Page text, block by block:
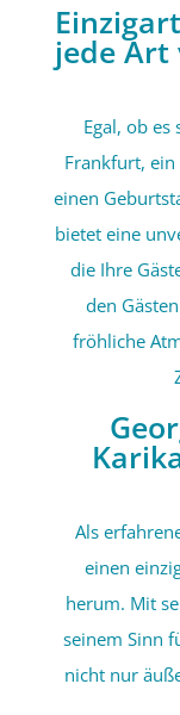
jede Art
Egal, ob
Frankfurt,
einen
bietet eine
die Ihre
den
fröhliche
Als
einen
herum. Mit
seinem Sinn
nicht nur